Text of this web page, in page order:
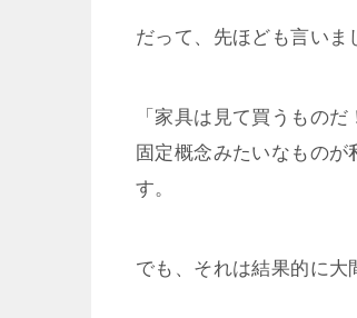
だって、先ほども言いま
「家具は見て買うもの
固定概念みたいなもの
す。
でも、それは結果的に大